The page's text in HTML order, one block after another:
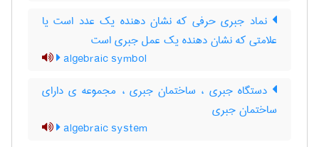
نماد جبری حرفی که نشان دهنده یک عدد است یا
علامتی که نشان دهنده یک عمل جبری است
algebraic symbol
دستگاه جبری ، ساختمان جبری ، مجموعه ی دارای
ساختمان جبری
algebraic system